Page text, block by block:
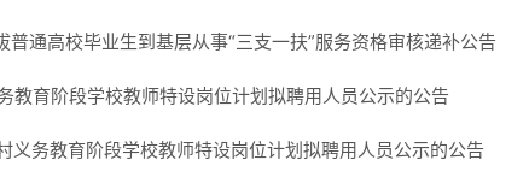
通高校毕业生到基层从事“三支一扶”服务资格审核递补公告
教育阶段学校教师特设岗位计划拟聘用人员公示的公告
义务教育阶段学校教师特设岗位计划拟聘用人员公示的公告